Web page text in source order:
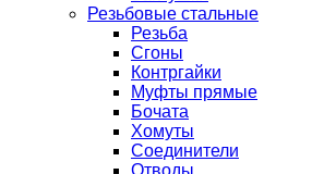
Резьбовые стальные
Резьба
Сгоны
Контргайки
Муфты прямые
Бочата
Хомуты
Соединители